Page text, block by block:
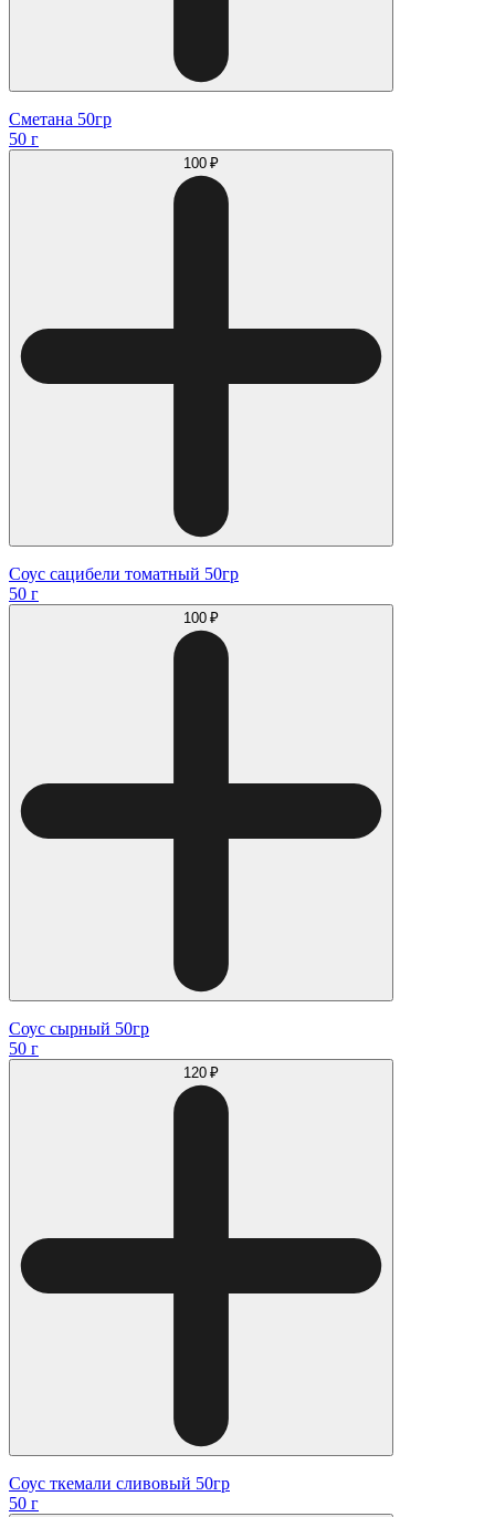
Сметана 50гр
50 г
100 ₽
Соус сацибели томатный 50гр
50 г
100 ₽
Соус сырный 50гр
50 г
120 ₽
Соус ткемали сливовый 50гр
50 г